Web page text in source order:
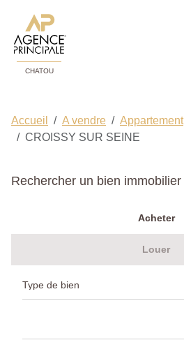
CHATOU
Accueil A vendre
Appartement
CROISSY SUR SEINE
Rechercher un bien immobilier
Acheter
Louer